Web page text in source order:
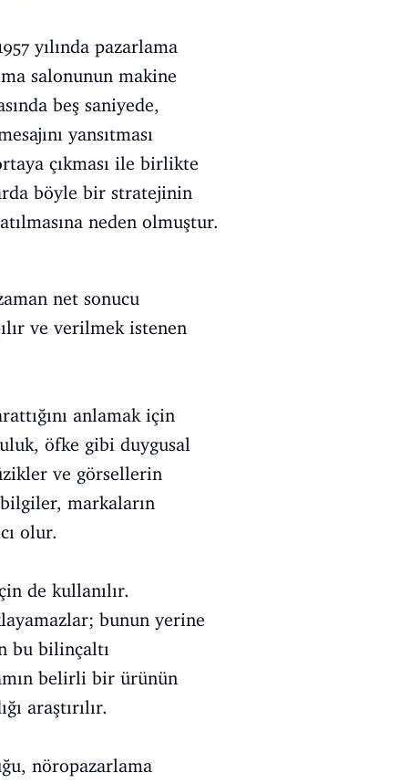
yılında pazarlama
salonunun makine
beş saniyede,
yansıtması
çıkması ile birlikte
böyle bir stratejinin
neden olmuştur.
net sonucu
ve verilmek istenen
anlamak için
öfke gibi duygusal
ve görsellerin
markaların
olur.
de kullanılır.
bunun yerine
bu bilinçaltı
belirli bir ürünün
araştırılır.
nöropazarlama